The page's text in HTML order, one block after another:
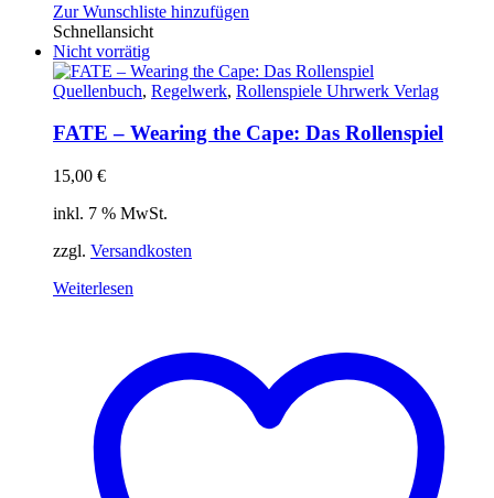
Zur Wunschliste hinzufügen
Schnellansicht
Nicht vorrätig
Quellenbuch, Regelwerk, Rollenspiele Uhrwerk Verlag
FATE – Wearing the Cape: Das Rollenspiel
15,00 €
inkl. 7 % MwSt.
zzgl. Versandkosten
Weiterlesen